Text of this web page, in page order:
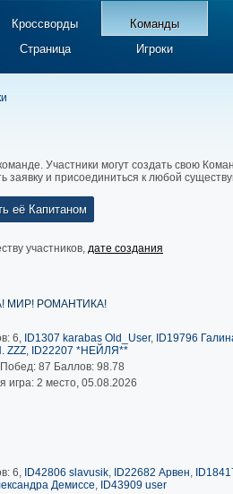
Кроссворды
Команды
Страница
Игроки
Участники могут создать свою
заявку и присоединиться к любой
её Капитаном
участников, дате создания
МИР! РОМАНТИКА!
6, ID1307 karabas Old_User, ID19796
ZZZ, ID22207 *НЕЙЛЯ**
Побед: 87 Баллов: 98.78
игра: 2 место, 05.08.2026
6, ID42806 slavusik, ID22682 Арвен,
Демиссе, ID43909 user